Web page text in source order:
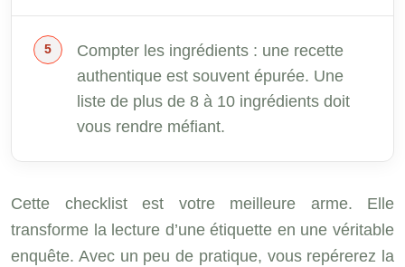
Compter les ingrédients : une recette
authentique est souvent épurée. Une
liste de plus de 8 à 10 ingrédients doit
vous rendre méfiant.
Cette checklist est votre meilleure arme. Elle
transforme la lecture d’une étiquette en une véritable
enquête. Avec un peu de pratique, vous repérerez la